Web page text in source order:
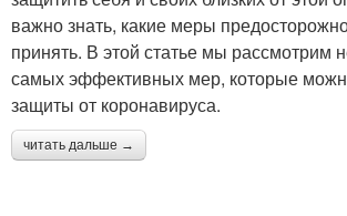
важно знать, какие меры
принять. В этой статье мы рассмотрим
самых эффективных мер, которые
защиты от коронавируса.
читать дальше →